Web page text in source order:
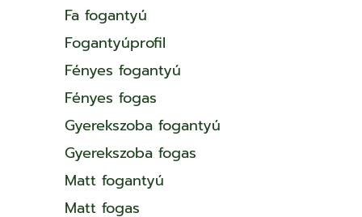
Fa fogantyú
Fogantyúprofil
Fényes fogantyú
Fényes fogas
Gyerekszoba fogantyú
Gyerekszoba fogas
Matt fogantyú
Matt fogas